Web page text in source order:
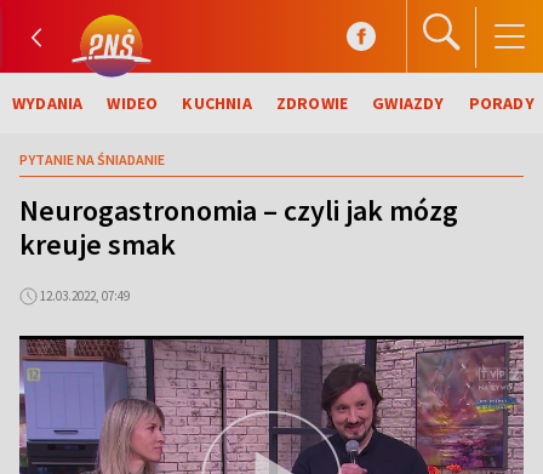
WYDANIA WIDEO KUCHNIA ZDROWIE GWIAZDY PORADY
PYTANIE NA ŚNIADANIE
Neurogastronomia – czyli jak mózg
kreuje smak
12.03.2022, 07:49